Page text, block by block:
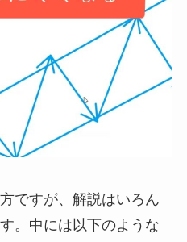
ですが、解説はいろん
。中には以下のような